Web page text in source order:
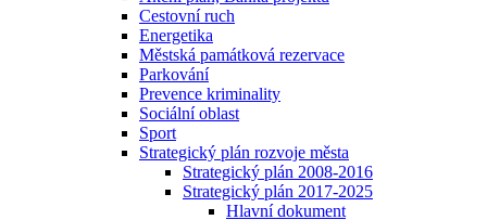
Cestovní ruch
Energetika
Městská památková rezervace
Parkování
Prevence kriminality
Sociální oblast
Sport
Strategický plán rozvoje města
Strategický plán 2008-2016
Strategický plán 2017-2025
Hlavní dokument